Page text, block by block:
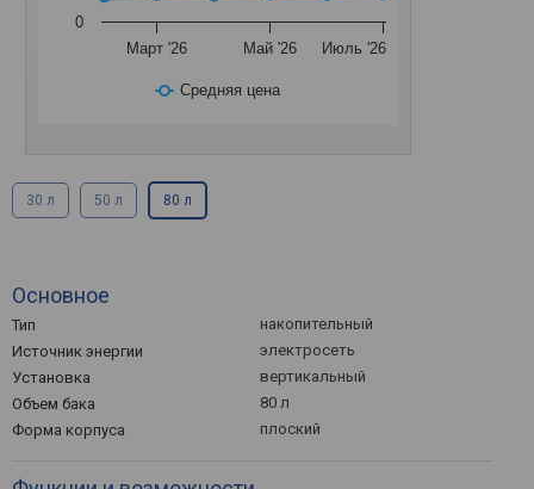
Средняя цена
Март '26 Май '26 Июль '26
0
30 л 50 л 80 л
Основное
Тип
накопительный
Источник энергии
электросеть
Установка
вертикальный
Объем бака
80 л
Форма корпуса
плоский